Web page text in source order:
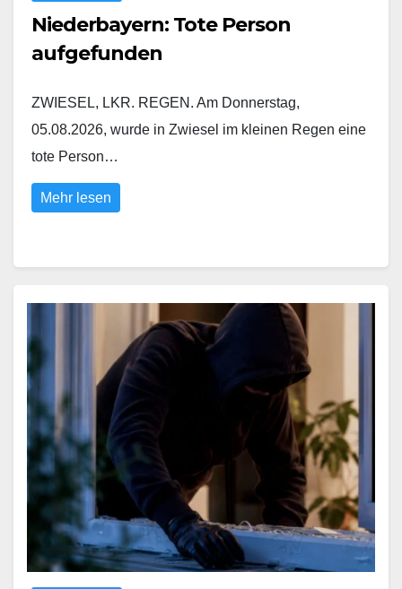
Niederbayern: Tote Person
aufgefunden
ZWIESEL, LKR. REGEN. Am Donnerstag,
05.08.2026, wurde in Zwiesel im kleinen Regen eine
tote Person…
Mehr lesen